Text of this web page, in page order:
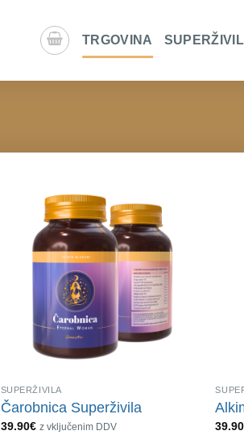
TRGOVINA
SUPERŽIVILA
Čarobnica Superživila
39.90€ z vključenim DDV 39.90